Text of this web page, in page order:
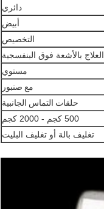
دائري
أبيض
التخصيص
العلاج بالأشعة فوق البنفسجية
مستوي
مع صنبور
حلقات التماس الجانبية
500 كجم - 2000 كجم
تغليف بالة أو تغليف البليت